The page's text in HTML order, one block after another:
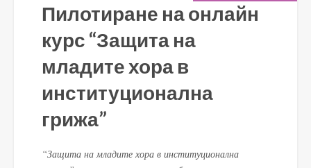
Пилотиране на онлайн
курс “Защита на
младите хора в
институционална
грижа”
“Защита на младите хора в институционална